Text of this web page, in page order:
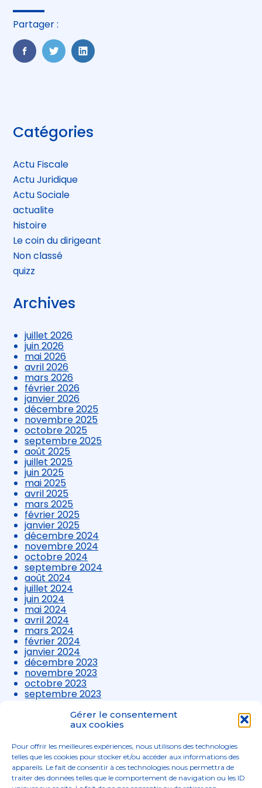
Gérer le consentement
aux cookies
Pour offrir les meilleures expériences, nous utilisons des technologies
telles que les cookies pour stocker et/ou accéder aux informations des
appareils. Le fait de consentir à ces technologies nous permettra de
traiter des données telles que le comportement de navigation ou les ID
Partager :
FaceBook
TwitterLinkedIn
Blog
sidebar
Catégories
Actu Fiscale
Actu Juridique
Actu Sociale
actualite
histoire
Le coin du dirigeant
Non classé
quizz
Archives
juillet 2026
juin 2026
mai 2026
avril 2026
mars 2026
février 2026
janvier 2026
décembre 2025
novembre 2025
octobre 2025
septembre 2025
août 2025
juillet 2025
juin 2025
mai 2025
avril 2025
mars 2025
février 2025
janvier 2025
décembre 2024
novembre 2024
octobre 2024
septembre 2024
août 2024
juillet 2024
juin 2024
mai 2024
avril 2024
mars 2024
février 2024
janvier 2024
décembre 2023
novembre 2023
octobre 2023
septembre 2023
août 2023
juillet 2023
avril 2023
mars 2023